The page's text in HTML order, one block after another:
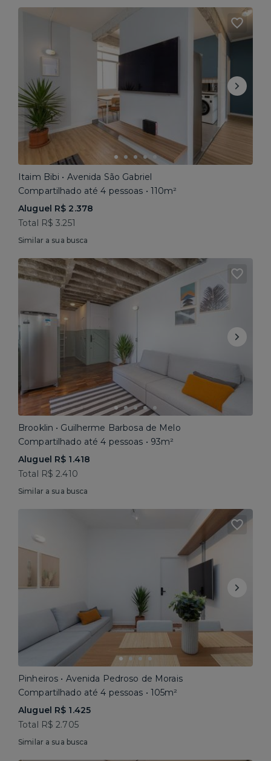
Itaim Bibi • Avenida São Gabriel
Compartilhado até 4 pessoas • 110m²
Aluguel R$ 2.378
Total R$ 3.251
Similar a sua busca
Brooklin • Guilherme Barbosa de Melo
Compartilhado até 4 pessoas • 93m²
Aluguel R$ 1.418
Total R$ 2.410
Similar a sua busca
Pinheiros • Avenida Pedroso de Morais
Compartilhado até 4 pessoas • 105m²
Aluguel R$ 1.425
Total R$ 2.705
Similar a sua busca